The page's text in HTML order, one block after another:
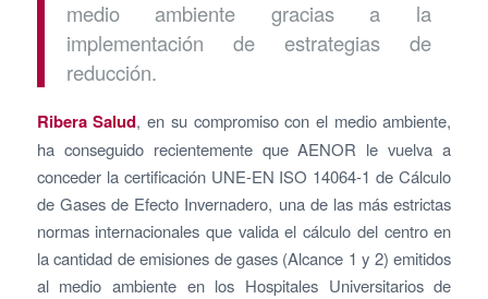
medio ambiente gracias a la
implementación de estrategias de
reducción.
Ribera Salud, en su compromiso con el medio ambiente,
ha conseguido recientemente que AENOR le vuelva a
conceder la certificación UNE-EN ISO 14064-1 de Cálculo
de Gases de Efecto Invernadero, una de las más estrictas
normas internacionales que valida el cálculo del centro en
la cantidad de emisiones de gases (Alcance 1 y 2) emitidos
al medio ambiente en los Hospitales Universitarios de